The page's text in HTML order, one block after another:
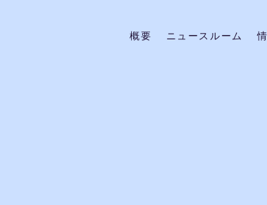
概要 ニュースルーム